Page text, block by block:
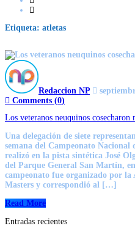
Etiqueta: atletas
Redaccion NP
Comments (0)
Los veteranos neuquinos cosecharon
Una delegación de siete
semana del Campeonato Nacional
realizó en la pista sintética José
del Parque General San Martín,
campeonato fue organizado por la
Masters y correspondió al […]
Read More
Entradas recientes